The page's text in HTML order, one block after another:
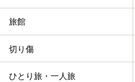
旅館
切り傷
ひとり旅・一人旅